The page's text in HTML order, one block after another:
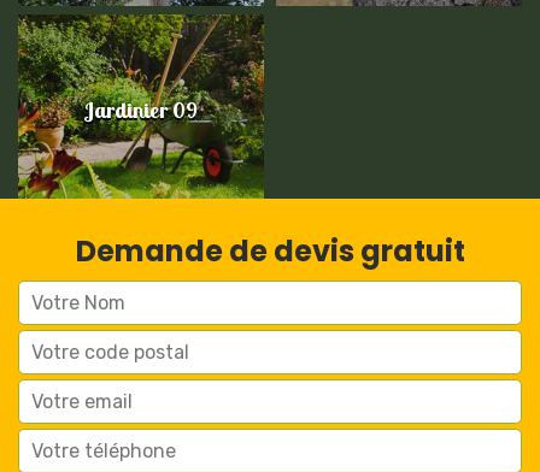
Jardinier 09
Demande de devis gratuit